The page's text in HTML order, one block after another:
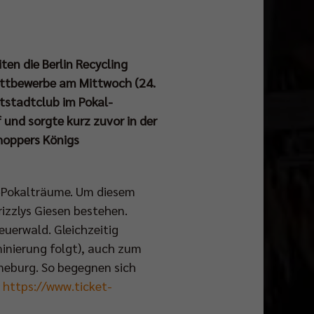
die Berlin Recycling
am Mittwoch (24.
im Pokal-
und sorgte kurz zuvor in der
Königs
Um diesem
Giesen bestehen.
Gleichzeitig
folgt), auch zum
So begegnen sich
https://www.ticket-